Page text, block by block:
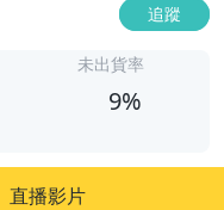
追蹤
未出貨率
9%
直播影片